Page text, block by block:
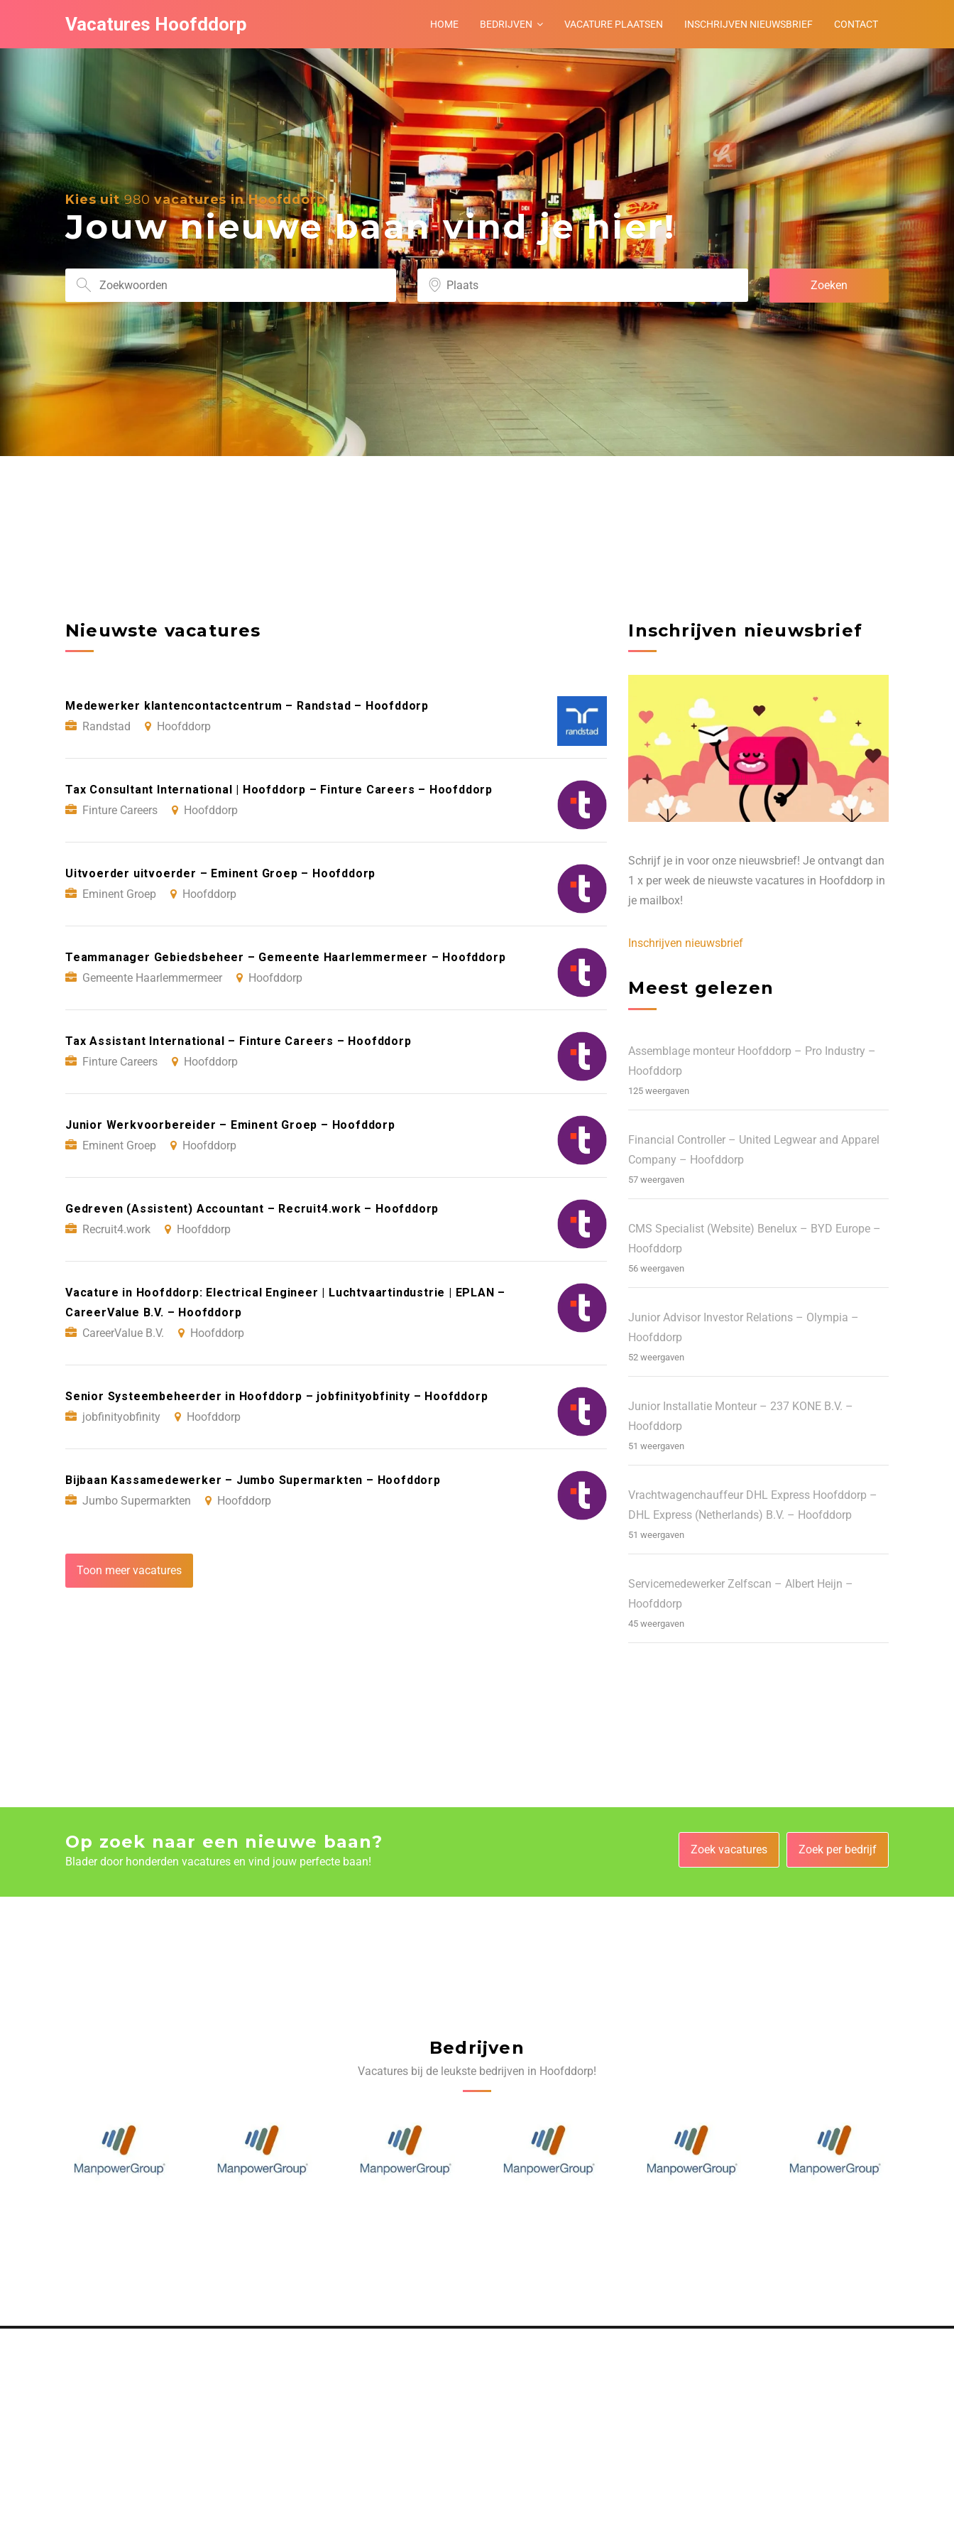
Vacatures Hoofddorp HOME BEDRIJVEN VACATURE PLAATSEN INSCHRIJVEN NIEUWSBRIEF CONTACT
Kies uit980vacatures in Hoofddorp
Jouw nieuwe baan vind je hier!
Nieuwste vacatures
Medewerker klantencontactcentrum – Randstad – Hoofddorp
Randstad
Hoofddorp
Tax Consultant International | Hoofddorp – Finture Careers – Hoofddorp
Finture Careers
Hoofddorp
Uitvoerder uitvoerder – Eminent Groep – Hoofddorp
Eminent Groep
Hoofddorp
Teammanager Gebiedsbeheer – Gemeente Haarlemmermeer – Hoofddorp
Gemeente Haarlemmermeer
Hoofddorp
Tax Assistant International – Finture Careers – Hoofddorp
Finture Careers
Hoofddorp
Junior Werkvoorbereider – Eminent Groep – Hoofddorp
Eminent Groep
Hoofddorp
Gedreven (Assistent) Accountant – Recruit4.work – Hoofddorp
Recruit4.work
Hoofddorp
Vacature in Hoofddorp: Electrical Engineer | Luchtvaartindustrie | EPLAN –
CareerValue B.V. – Hoofddorp
CareerValue B.V.
Hoofddorp
Senior Systeembeheerder in Hoofddorp – jobfinityobfinity – Hoofddorp
jobfinityobfinity
Hoofddorp
Bijbaan Kassamedewerker – Jumbo Supermarkten – Hoofddorp
Jumbo Supermarkten
Hoofddorp
Toon meer vacatures
Inschrijven nieuwsbrief
Schrijf je in voor onze nieuwsbrief! Je ontvangt dan
1 x per week de nieuwste vacatures in Hoofddorp in
je mailbox!
Inschrijven nieuwsbrief
Meest gelezen
Assemblage monteur Hoofddorp – Pro Industry –
Hoofddorp
125 weergaven
Financial Controller – United Legwear and Apparel
Company – Hoofddorp
57 weergaven
CMS Specialist (Website) Benelux – BYD Europe –
Hoofddorp
56 weergaven
Junior Advisor Investor Relations – Olympia –
Hoofddorp
52 weergaven
Junior Installatie Monteur – 237 KONE B.V. –
Hoofddorp
51 weergaven
Vrachtwagenchauffeur DHL Express Hoofddorp –
DHL Express (Netherlands) B.V. – Hoofddorp
51 weergaven
Servicemedewerker Zelfscan – Albert Heijn –
Hoofddorp
45 weergaven
Op zoek naar een nieuwe baan?
Blader door honderden vacatures en vind jouw perfecte baan!
Zoek vacatures Zoek per bedrijf
Bedrijven
Vacatures bij de leukste bedrijven in Hoofddorp!